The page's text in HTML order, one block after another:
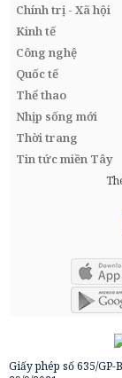
Chính trị - Xã hội
Kinh tế
Công nghệ
Quốc tế
Thể thao
Nhịp sống mới
Thời trang
Tin tức miền Tây
Giấy phép số 635/